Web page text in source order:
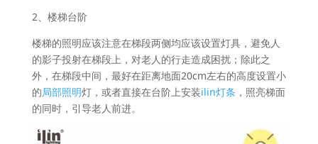
2、楼梯台阶
楼梯的照明应该注意在梯段两侧均应该设置灯具，避免人
的影子投射在梯段上，对老人的行走造成困扰；除此之
外，在梯段中间，最好在距离地面20cm左右的高度设置小
的局部照明灯，或者直接在台阶上安装ilin灯条 ，照亮梯面
的同时，引导老人前进。